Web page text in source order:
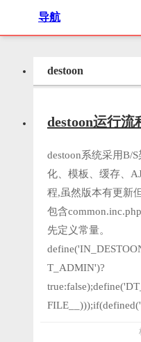
导航
destoon
destoon运行
destoon系统采用B/
化、模板、缓存、
程,虽然版本有更新
包含
先定义常量。
T_ADMIN')?